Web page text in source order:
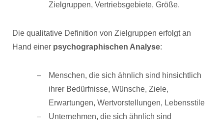
Zielgruppen, Vertriebsgebiete, Größe.
Die qualitative Definition von Zielgruppen erfolgt an
Hand einer psychographischen Analyse:
Menschen, die sich ähnlich sind hinsichtlich
ihrer Bedürfnisse, Wünsche, Ziele,
Erwartungen, Wertvorstellungen, Lebensstile
Unternehmen, die sich ähnlich sind